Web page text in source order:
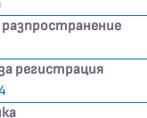
регистрация